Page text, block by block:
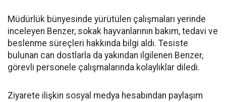
Müdürlük bünyesinde yürütülen çalışmaları yerinde
inceleyen Benzer, sokak hayvanlarının bakım, tedavi ve
beslenme süreçleri hakkında bilgi aldı. Tesiste
bulunan can dostlarla da yakından ilgilenen Benzer,
görevli personele çalışmalarında kolaylıklar diledi.
Ziyarete ilişkin sosyal medya hesabından paylaşım